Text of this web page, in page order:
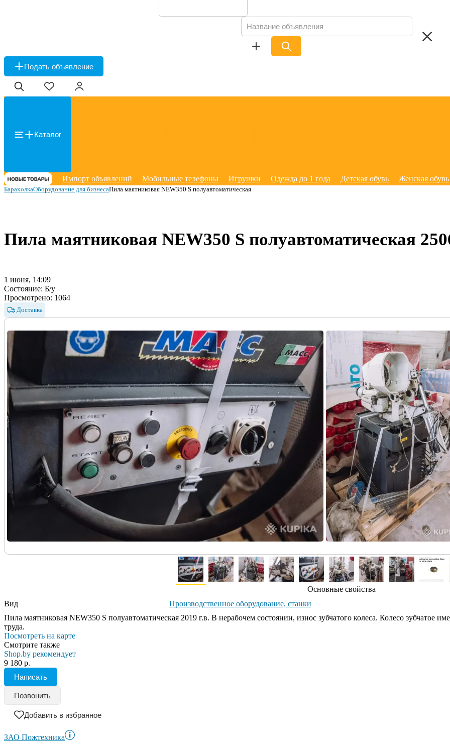
Подать объявление
Каталог
Импорт объявлений Мобильные телефоны Игрушки Одежда до 1 года Детская обувь Женская обувь
БарахолкаОборудование для бизнесаПила маятниковая NEW350 S полуавтоматическая
Пила маятниковая NEW350 S полуавтоматическая
1 июня, 14:09
Состояние: Б/у
Просмотрено: 1064
Доставка
Основные свойства
Вид
Производственное оборудование, станки
Пила маятниковая NEW350 S полуавтоматическая 2019 г.в. В нерабочем состоянии, износ зубчатого колеса. Колесо зубчатое
труда.
Посмотреть на карте
Смотрите также
Shop.by рекомендует
9 180 р.
Написать
Позвонить
Добавить в избранное
ЗАО Пожтехника